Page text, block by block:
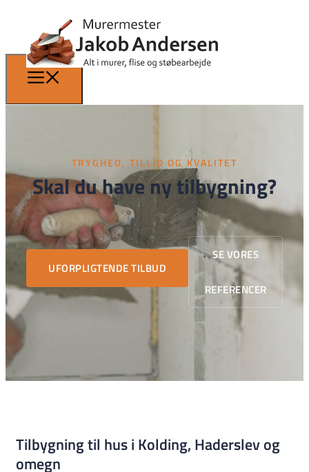
TRYGHED, TILLID OG KVALITET
Skal du have ny tilbygning?
UFORPLIGTENDE TILBUD
SE VORES
REFERENCER
Tilbygning til hus i Kolding, Haderslev og
omegn